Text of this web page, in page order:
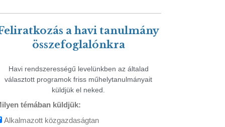
a havi tanulmány
összefoglalónkra
Havi rendszerességű levelünkben az általad
választott programok friss műhelytanulmányait
küldjük el neked.
témában küldjük:
Alkalmazott közgazdaságtan